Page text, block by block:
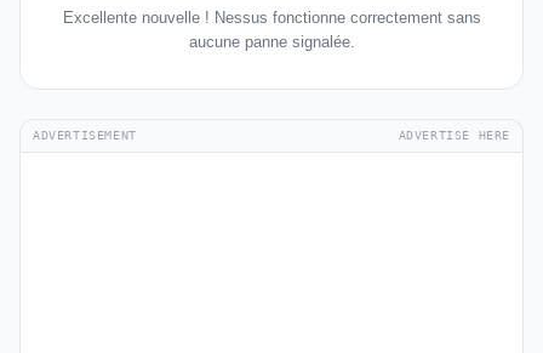
Excellente nouvelle ! Nessus fonctionne correctement sans
aucune panne signalée.
ADVERTISEMENT ADVERTISE HERE